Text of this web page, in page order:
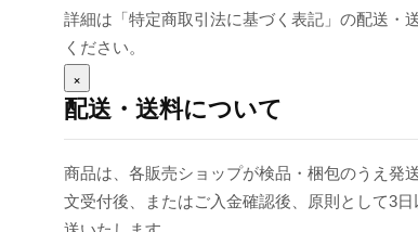
詳細は「特定商取引法に基づく表記」の配送・
ください。
×
配送・送料について
商品は、各販売ショップが検品・梱包のうえ発
文受付後、またはご入金確認後、原則として3